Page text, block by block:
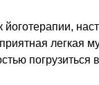
легкая
погрузиться